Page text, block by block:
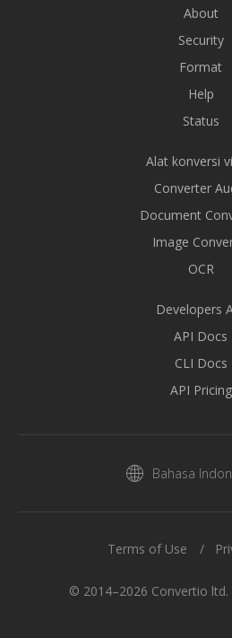
About
Security
Format
Help
Status
Alat konversi
Converter
Document
Image
OCR
Developers
API Docs
CLI Docs
API Pricing
Bahasa
© 2014–2026 Convertio ltd.
Terms of Use